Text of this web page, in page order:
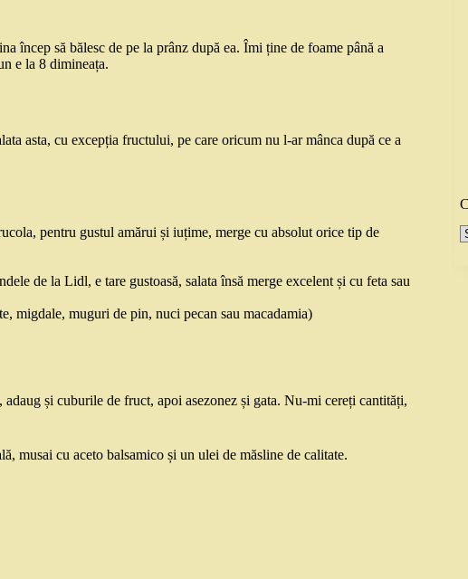
încep să bălesc de pe la prânz după ea. Îmi ține de foame până a
e la 8 dimineața.
asta, cu excepția fructului, pe care oricum nu l-ar mânca după ce a
pentru gustul amărui și iuțime, merge cu absolut orice tip de
de la Lidl, e tare gustoasă, salata însă merge excelent și cu feta sau
migdale, muguri de pin, nuci pecan sau macadamia)
și cuburile de fruct, apoi asezonez și gata. Nu-mi cereți cantități,
musai cu aceto balsamico și un ulei de măsline de calitate.